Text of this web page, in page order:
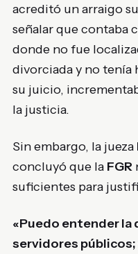
acreditó un arraigo
señalar que contaba
donde no fue
divorciada y no tenía
su juicio,
la justicia.
Sin embargo, la jueza
concluyó que la FGR
suficientes para
«Puedo entender la
servidores